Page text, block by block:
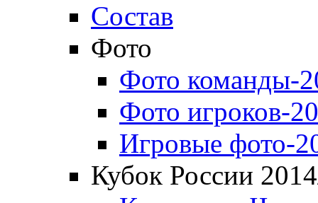
Состав
Фото
Фото команды-
Фото игроков-
Игровые фото-
Кубок России